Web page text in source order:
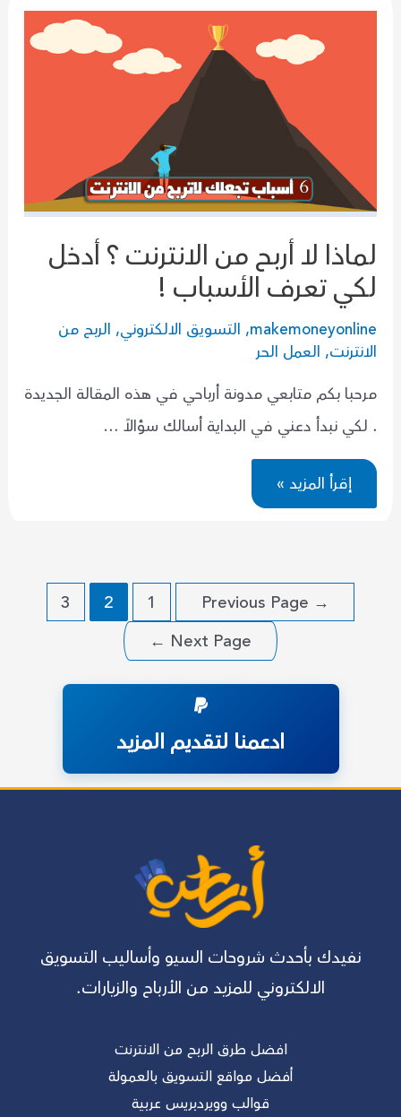
المنزل
لماذا لا أربح من الانترنت ؟ أدخل
لكي تعرف الأسباب !
makemoneyonline
, التسويق الالكتروني, الربح من
الانترنت, العمل الحر
مرحبا بكم متابعي مدونة أرباحي في هذه المقالة الجديدة
. لكي نبدأ دعني في البداية أسالك سؤالاً …
لماذا
لا
أربح
لكي
الأسباب
!
إقرأ المزيد »
صفحات
→
1
2
3
Next Page
←
ادعمنا لتقديم المزيد
نفيدك بأحدث شروحات السيو وأساليب التسويق
الالكتروني للمزيد من الأرباح والزيارات.
افضل طرق الربح من الانترنت
أفضل مواقع التسويق بالعمولة
قوالب وويردبريس عربية